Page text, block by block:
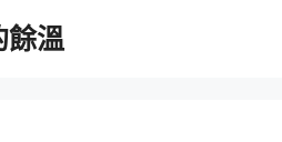
餘溫